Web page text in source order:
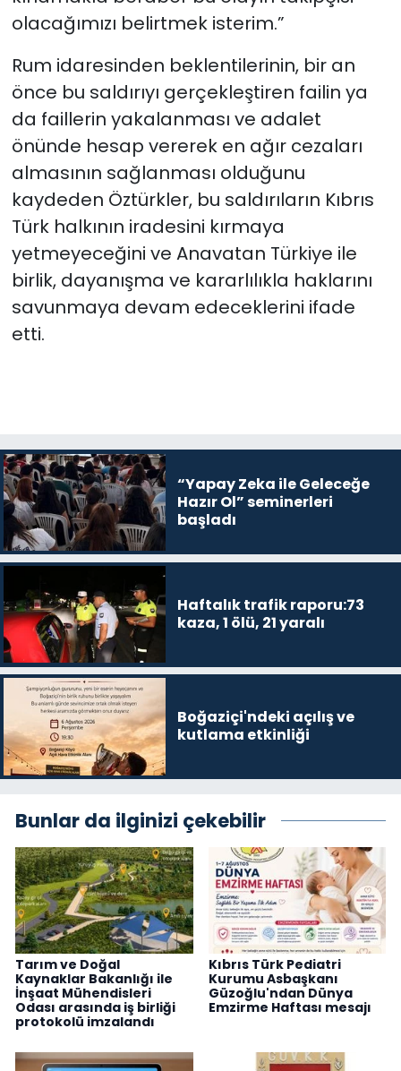
olacağımızı belirtmek isterim.”
Rum idaresinden beklentilerinin, bir an
önce bu saldırıyı gerçekleştiren failin ya
da faillerin yakalanması ve adalet
önünde hesap vererek en ağır cezaları
almasının sağlanması olduğunu
kaydeden Öztürkler, bu saldırıların Kıbrıs
Türk halkının iradesini kırmaya
yetmeyeceğini ve Anavatan Türkiye ile
birlik, dayanışma ve kararlılıkla haklarını
savunmaya devam edeceklerini ifade
etti.
“Yapay Zeka ile Geleceğe
Hazır Ol” seminerleri
başladı
Haftalık trafik raporu:73
kaza, 1 ölü, 21 yaralı
Boğaziçi'ndeki açılış ve
kutlama etkinliği
Bunlar da ilginizi çekebilir
Tarım ve Doğal
Kaynaklar Bakanlığı ile
İnşaat Mühendisleri
Odası arasında iş birliği
protokolü imzalandı
Kıbrıs Türk Pediatri
Kurumu Asbaşkanı
Güzoğlu'ndan Dünya
Emzirme Haftası mesajı